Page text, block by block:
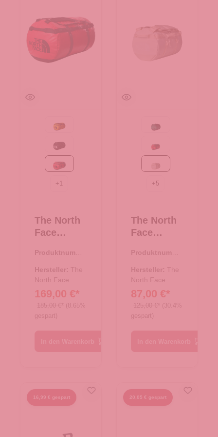
Summit Gold-TNF Black-N
TNF Black-TNF W
TNF Red-TNF Black
+1
The North
Face
Sporttasch
e
Rucksack
Base Camp
Duffel XXL
TNF Red-
Produktnumme
Hersteller: The
North Face
169,00 €*
185,00 €* (8.65%
gespart)
Evergreen-TNF Black
Red-TNF Black-NPF
White Dune-TNF
+5
The North
Face
e/Rucksac
k Base
Camp
Duffel XS
White
Dune-TNF
Produktnumme
Hersteller: The
North Face
87,00 €*
125,00 €* (30.4%
gespart)
16,99 € gespart 20,05 € gespart